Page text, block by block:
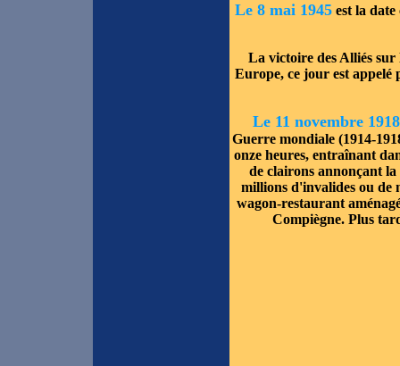
Le 8 mai 1945est la date
La victoire des Alliés sur
Europe, ce jour est
Le 11 novembre 1918
Guerre mondiale (1914-
onze heures, entraînant
de clairons annonçant
millions d'invalides ou de
wagon-restaurant
Compiègne. Plus